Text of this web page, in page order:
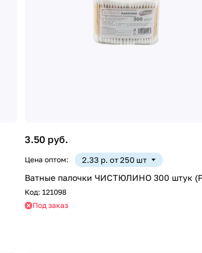
3.50 руб.
Цена оптом: 2.33 р. от 250 шт
Ватные палочки ЧИСТЮЛИНО 300 штук
Код: 121098
Под заказ